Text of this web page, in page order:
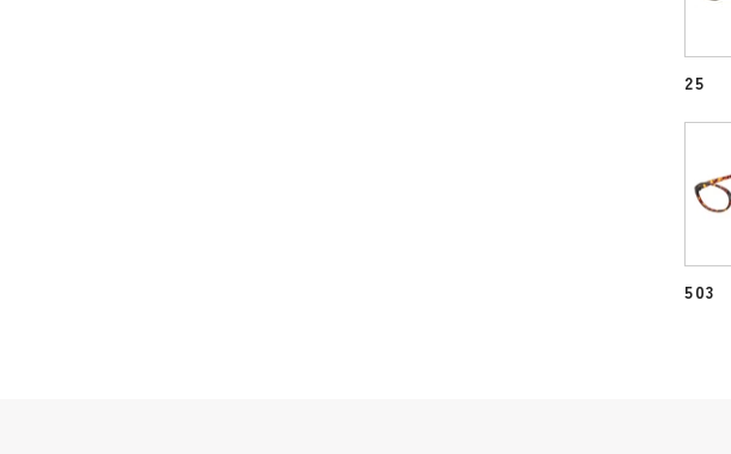
25
503